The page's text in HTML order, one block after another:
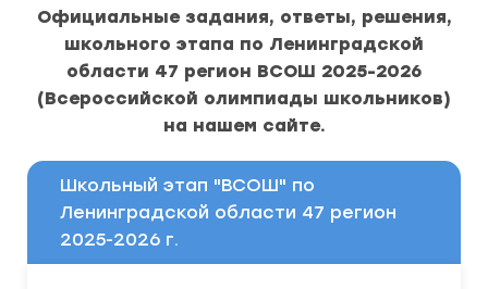
Официальные задания, ответы, решения,
школьного этапа по Ленинградской
области 47 регион ВСОШ 2025-2026
(Всероссийской олимпиады школьников)
на нашем сайте.
Школьный этап "ВСОШ" по
Ленинградской области 47 регион
2025-2026 г.